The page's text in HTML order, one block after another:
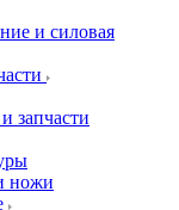
и силовая
запчасти
ножи